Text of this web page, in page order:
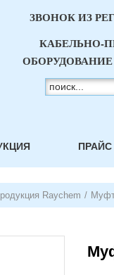
ЗВОНОК ИЗ
КАБЕЛЬНО-
ПРАЙС
Raychem /